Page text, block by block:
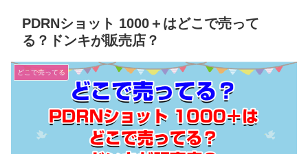
PDRNショット 1000＋はどこで売って
る？ドンキが販売店？
どこで売ってる